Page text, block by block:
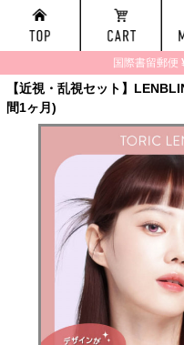
国際書留郵便
【近視・乱視セット】
間1ヶ月)